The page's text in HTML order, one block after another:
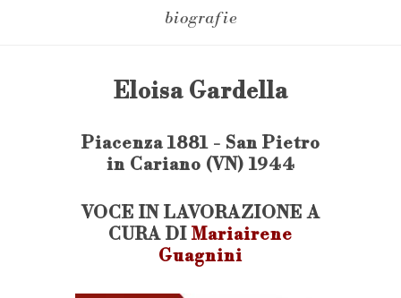
biografie
Eloisa Gardella
Piacenza 1881 - San Pietro
in Cariano (VN) 1944
VOCE IN LAVORAZIONE A
CURA DI Mariairene
Guagnini